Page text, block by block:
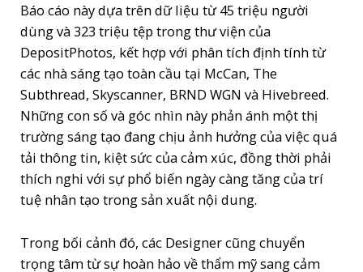
Báo cáo này dựa trên dữ liệu từ45 triệu người
dùng và323 triệu tệp trong thư viện của
DepositPhotos, kết hợp với phân tích định tính từ
các nhà sáng tạo toàn cầu tại McCan, The
Subthread, Skyscanner, BRND WGN và Hivebreed.
Những con số và góc nhìn này phản ánh một thị
trường sáng tạo đang chịu ảnh hưởng của việc quá
tải thông tin, kiệt sức của cảm xúc, đồng thời phải
thích nghi với sự phổ biến ngày càng tăng của trí
tuệ nhân tạo trong sản xuất nội dung.
Trong bối cảnh đó, các Designer cũng chuyển
trọng tâm từ sự hoàn hảo về thẩm mỹ sang cảm